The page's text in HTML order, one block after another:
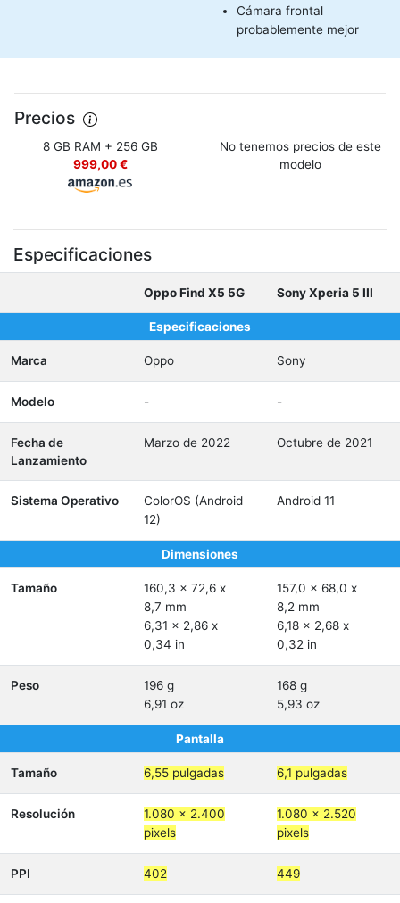
Cámara frontal
probablemente mejor
Precios
8 GB RAM + 256 GB
999,00 €
No tenemos precios de este
modelo
Especificaciones
Oppo Find X5 5G Sony Xperia 5 III
Especificaciones
Marca Oppo Sony
Modelo - -
Fecha de
Lanzamiento
Marzo de 2022 Octubre de 2021
Sistema Operativo
ColorOS (Android
12)
Android 11
Dimensiones
Tamaño
160,3 x 72,6 x
8,7 mm
6,31 x 2,86 x
0,34 in
157,0 x 68,0 x
8,2 mm
6,18 x 2,68 x
0,32 in
Peso
196 g
6,91 oz
168 g
5,93 oz
Pantalla
Tamaño 6,55 pulgadas 6,1 pulgadas
Resolución
1.080 x 2.400
pixels
1.080 x 2.520
pixels
PPI 402 449